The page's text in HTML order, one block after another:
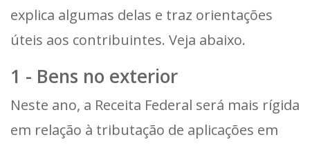
explica algumas delas e traz orientações
úteis aos contribuintes. Veja abaixo.
1 - Bens no exterior
Neste ano, a Receita Federal será mais rígida
em relação à tributação de aplicações em